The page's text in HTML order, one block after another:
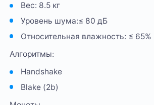
Вес: 8.5 кг
Уровень шума:≤ 80 дБ
Относительная влажность: ≤ 65%
Алгоритмы:
Handshake
Blake (2b)